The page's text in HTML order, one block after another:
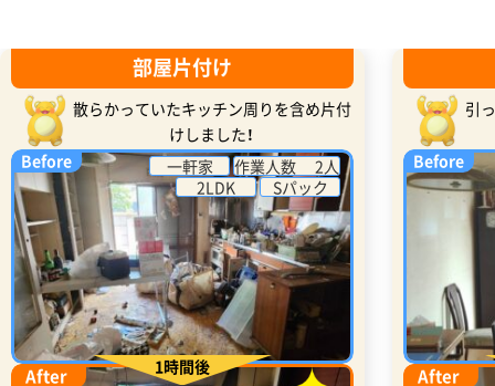
部屋片付け
散らかっていたキッチン周りを含め片付
けしました！
Before
一軒家
作業人数 2人
2LDK
Sパック
After 1時間後
引
Before
After